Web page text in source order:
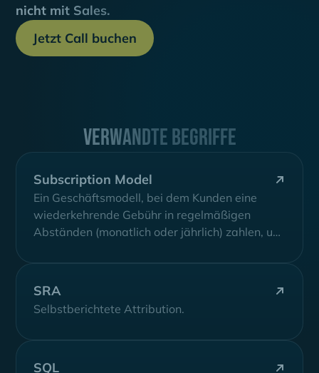
nicht mit Sales.
Jetzt Call buchen
Verwandte Begriffe
Subscription Model
Ein Geschäftsmodell, bei dem Kunden eine
wiederkehrende Gebühr in regelmäßigen
Abständen (monatlich oder jährlich) zahlen, um
SRA
Selbstberichtete Attribution.
SQL